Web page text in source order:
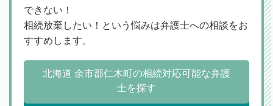
できない！
相続放棄したい！という悩みは弁護士への相談をお
すすめします。
北海道 余市郡仁木町の相続対応可能な弁護
士を探す